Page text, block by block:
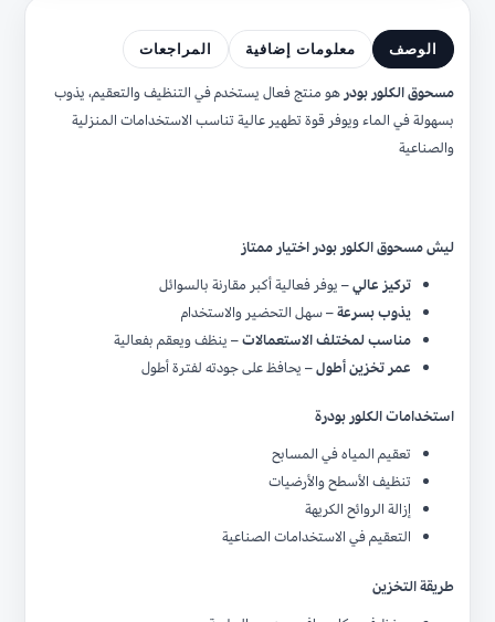
الوصف معلومات إضافية المراجعات
مسحوق الكلور بودر هو منتج فعال يستخدم في التنظيف والتعقيم، يذوب
بسهولة في الماء ويوفر قوة تطهير عالية تناسب الاستخدامات المنزلية
والصناعية
ليش مسحوق الكلور بودر اختيار ممتاز
تركيز عالي– يوفر فعالية أكبر مقارنة بالسوائل
يذوب بسرعة– سهل التحضير والاستخدام
مناسب لمختلف الاستعمالات– ينظف ويعقم بفعالية
عمر تخزين أطول– يحافظ على جودته لفترة أطول
استخدامات الكلور بودرة
تعقيم المياه في المسابح
تنظيف الأسطح والأرضيات
إزالة الروائح الكريهة
التعقيم في الاستخدامات الصناعية
طريقة التخزين